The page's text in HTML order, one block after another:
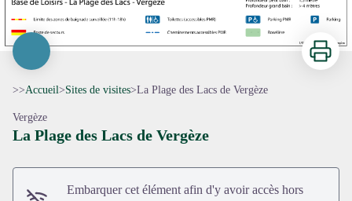
Voir l'image en plein écran
Imprimer
>>Accueil>Sites de visites>La Plage des Lacs de Vergèze
Vergèze
La Plage des Lacs de Vergèze
Embarquer cet élément afin d'y avoir accès hors